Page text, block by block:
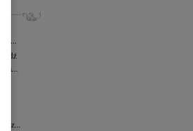
29...
Łódź